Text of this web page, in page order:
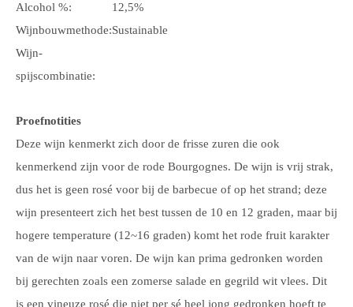
Alcohol %:
12,5%
Wijnbouwmethode:Sustainable
Wijn-
spijscombinatie:
Proefnotities
Deze wijn kenmerkt zich door de frisse zuren die ook
kenmerkend zijn voor de rode Bourgognes. De wijn is vrij strak,
dus het is geen rosé voor bij de barbecue of op het strand; deze
wijn presenteert zich het best tussen de 10 en 12 graden, maar bij
hogere temperature (12~16 graden) komt het rode fruit karakter
van de wijn naar voren. De wijn kan prima gedronken worden
bij gerechten zoals een zomerse salade en gegrild wit vlees. Dit
is een vineuze rosé die niet per sé heel jong gedronken hoeft te